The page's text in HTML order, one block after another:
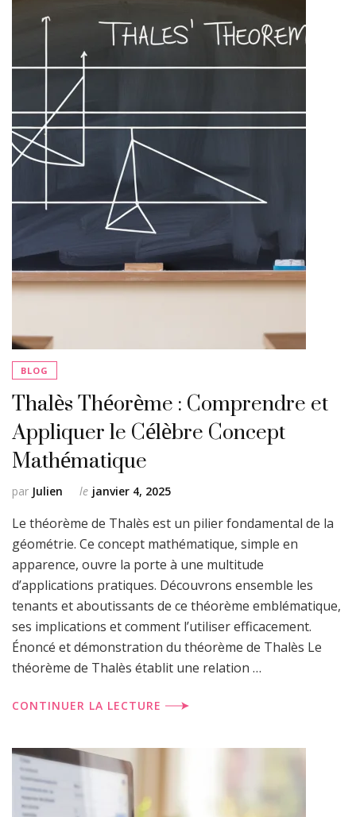
BLOG
Thalès Théorème : Comprendre et
Appliquer le Célèbre Concept
Mathématique
par Julien le janvier 4, 2025
Le théorème de Thalès est un pilier fondamental de la
géométrie. Ce concept mathématique, simple en
apparence, ouvre la porte à une multitude
d’applications pratiques. Découvrons ensemble les
tenants et aboutissants de ce théorème emblématique,
ses implications et comment l’utiliser efficacement.
Énoncé et démonstration du théorème de Thalès Le
théorème de Thalès établit une relation …
CONTINUER LA LECTURE